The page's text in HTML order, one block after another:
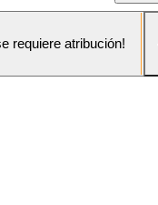
requiere atribución!